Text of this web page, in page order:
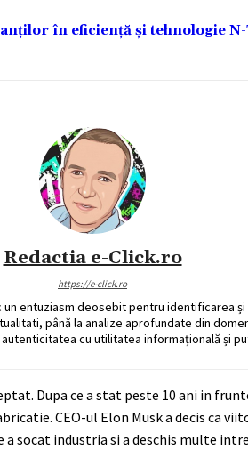
în eficiență și tehnologie
Redactia e-Click.ro
https://e-click.ro
entuziasm deosebit pentru identificarea
până la analize aprofundate din
cu utilitatea informațională și
Dupa ce a stat peste 10 ani in
CEO-ul Elon Musk a decis ca
socat industria si a deschis multe